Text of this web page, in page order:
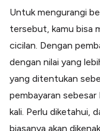
Untuk mengurangi
tersebut, kamu bisa
cicilan. Dengan
dengan nilai yang
yang ditentukan
pembayaran
kali. Perlu diketahui,
biasanya akan